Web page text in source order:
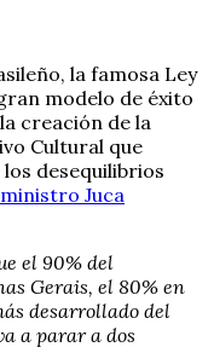
la famosa Ley
modelo de éxito
creación de la
Cultural que
desequilibrios
Juca
el 90% del
Gerais, el 80% en
desarrollado del
a parar a dos